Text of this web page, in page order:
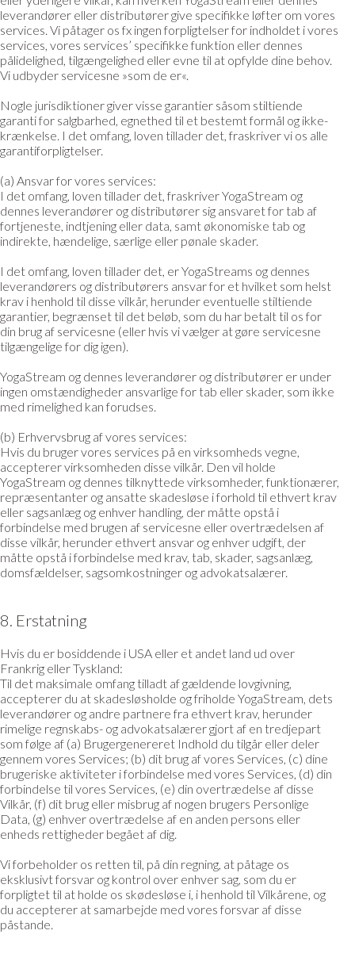
leverandører eller distributører give specifikke løfter om vores
services. Vi påtager os fx ingen forpligtelser for indholdet i vores
services, vores services’ specifikke funktion eller dennes
pålidelighed, tilgængelighed eller evne til at opfylde dine behov.
Vi udbyder servicesne »som de er«.
Nogle jurisdiktioner giver visse garantier såsom stiltiende
garanti for salgbarhed, egnethed til et bestemt formål og ikke-
krænkelse. I det omfang, loven tillader det, fraskriver vi os alle
garantiforpligtelser.
(a) Ansvar for vores services:
I det omfang, loven tillader det, fraskriver YogaStream og
dennes leverandører og distributører sig ansvaret for tab af
fortjeneste, indtjening eller data, samt økonomiske tab og
indirekte, hændelige, særlige eller pønale skader.
I det omfang, loven tillader det, er YogaStreams og dennes
leverandørers og distributørers ansvar for et hvilket som helst
krav i henhold til disse vilkår, herunder eventuelle stiltiende
garantier, begrænset til det beløb, som du har betalt til os for
din brug af servicesne (eller hvis vi vælger at gøre servicesne
tilgængelige for dig igen).
YogaStream og dennes leverandører og distributører er under
ingen omstændigheder ansvarlige for tab eller skader, som ikke
med rimelighed kan forudses.
(b) Erhvervsbrug af vores services:
Hvis du bruger vores services på en virksomheds vegne,
accepterer virksomheden disse vilkår. Den vil holde
YogaStream og dennes tilknyttede virksomheder, funktionærer,
repræsentanter og ansatte skadesløse i forhold til ethvert krav
eller sagsanlæg og enhver handling, der måtte opstå i
forbindelse med brugen af servicesne eller overtrædelsen af
disse vilkår, herunder ethvert ansvar og enhver udgift, der
måtte opstå i forbindelse med krav, tab, skader, sagsanlæg,
domsfældelser, sagsomkostninger og advokatsalærer.
8. Erstatning
Hvis du er bosiddende i USA eller et andet land ud over
Frankrig eller Tyskland:
Til det maksimale omfang tilladt af gældende lovgivning,
accepterer du at skadesløsholde og friholde YogaStream, dets
leverandører og andre partnere fra ethvert krav, herunder
rimelige regnskabs- og advokatsalærer gjort af en tredjepart
som følge af (a) Brugergenereret Indhold du tilgår eller deler
gennem vores Services; (b) dit brug af vores Services, (c) dine
brugeriske aktiviteter i forbindelse med vores Services, (d) din
forbindelse til vores Services, (e) din overtrædelse af disse
Vilkår, (f) dit brug eller misbrug af nogen brugers Personlige
Data, (g) enhver overtrædelse af en anden persons eller
enheds rettigheder begået af dig.
Vi forbeholder os retten til, på din regning, at påtage os
eksklusivt forsvar og kontrol over enhver sag, som du er
forpligtet til at holde os skødesløse i, i henhold til Vilkårene, og
du accepterer at samarbejde med vores forsvar af disse
påstande.